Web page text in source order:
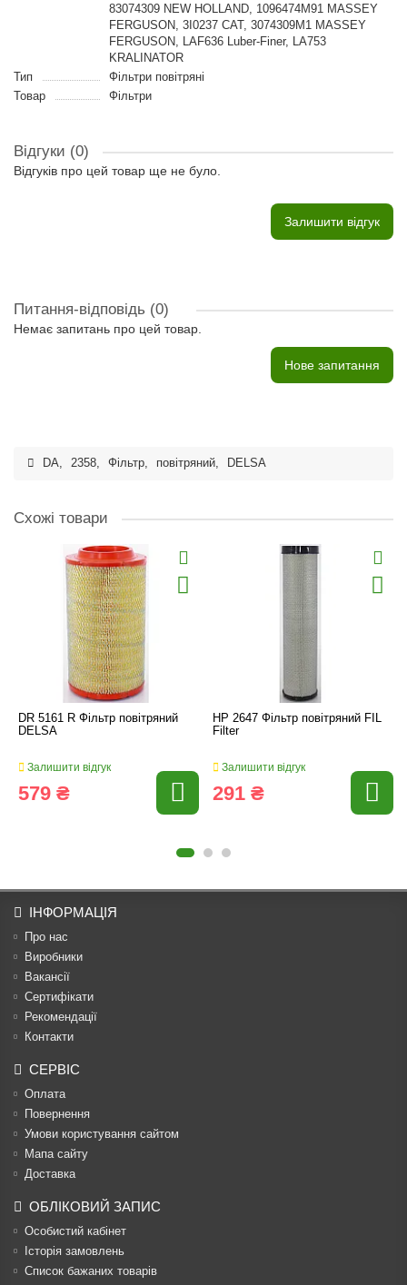
83074309 NEW HOLLAND, 1096474M91 MASSEY
FERGUSON, 3I0237 CAT, 3074309M1 MASSEY
FERGUSON, LAF636 Luber-Finer, LA753
KRALINATOR
Тип
Фільтри повітряні
Товар
Фільтри
Відгуки (0)
Відгуків про цей товар ще не було.
Залишити відгук
Питання-відповідь (0)
Немає запитань про цей товар.
Нове запитання
DA, 2358, Фільтр, повітряний, DELSA
Схожі товари
DR 5161 R Фільтр повітряний
DELSA
Залишити відгук
579 ₴
HP 2647 Фільтр повітряний FIL
Filter
Залишити відгук
291 ₴
ІНФОРМАЦІЯ
Про нас
Виробники
Вакансії
Сертифікати
Рекомендації
Контакти
СЕРВІС
Оплата
Повернення
Умови користування сайтом
Мапа сайту
Доставка
ОБЛІКОВИЙ ЗАПИС
Особистий кабінет
Історія замовлень
Список бажаних товарів